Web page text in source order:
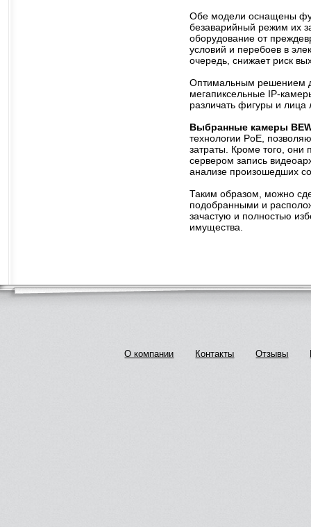
Обе модели оснащены
безаварийный режим их
оборудование от
условий и перебоев в
очередь, снижает риск
Оптимальным решением
мегапиксельные IP-
различать фигуры и
Выбранные камеры
технологии PoE,
затраты. Кроме того, они
сервером запись
анализе произошедших
Таким образом, можно
подобранными и
зачастую и полностью
имущества.
О компании Контакты Отзывы